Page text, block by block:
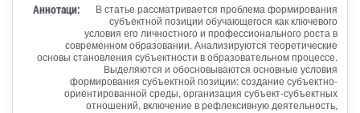
Аннотаци:
В статье рассматривается проблема формирования
субъектной позиции обучающегося как ключевого
условия его личностного и профессионального роста в
современном образовании. Анализируются теоретические
основы становления субъектности в образовательном процессе.
Выделяются и обосновываются основные условия
формирования субъектной позиции: создание субъектно-
ориентированной среды, организация субъект-субъектных
отношений, включение в рефлексивную деятельность,